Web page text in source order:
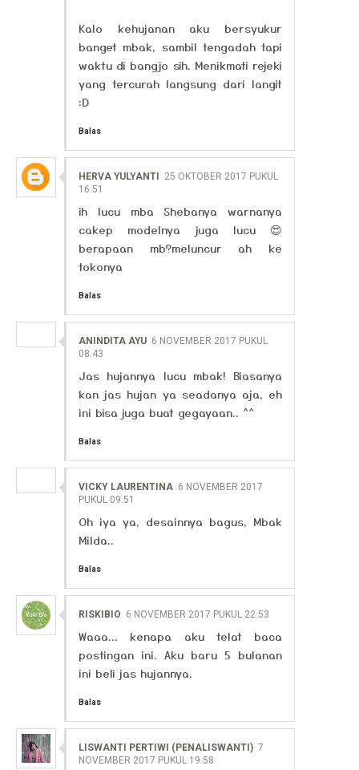
Kalo kehujanan aku bersyukur
banget mbak, sambil tengadah tapi
waktu di bangjo sih. Menikmati rejeki
yang tercurah langsung dari langit
:D
Balas
HERVA YULYANTI 25 OKTOBER 2017 PUKUL
16.51
ih lucu mba Shebanya warnanya
cakep modelnya juga lucu 😍
berapaan mb?meluncur ah ke
tokonya
Balas
ANINDITA AYU 6 NOVEMBER 2017 PUKUL
08.43
Jas hujannya lucu mbak! Biasanya
kan jas hujan ya seadanya aja, eh
ini bisa juga buat gegayaan.. ^^
Balas
VICKY LAURENTINA 6 NOVEMBER 2017
PUKUL 09.51
Oh iya ya, desainnya bagus, Mbak
Milda..
Balas
RISKIBIO 6 NOVEMBER 2017 PUKUL 22.53
Waaa... kenapa aku telat baca
postingan ini. Aku baru 5 bulanan
ini beli jas hujannya.
Balas
LISWANTI PERTIWI (PENALISWANTI) 7
NOVEMBER 2017 PUKUL 19.58